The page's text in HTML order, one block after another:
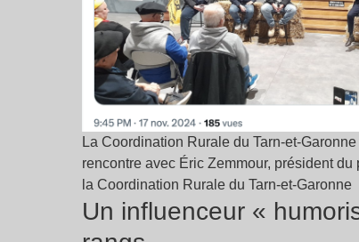
La Coordination Rurale du Tarn-et-
rencontre avec Éric Zemmour, président
la Coordination Rurale du Tarn-et-Garonne
Un influenceur «